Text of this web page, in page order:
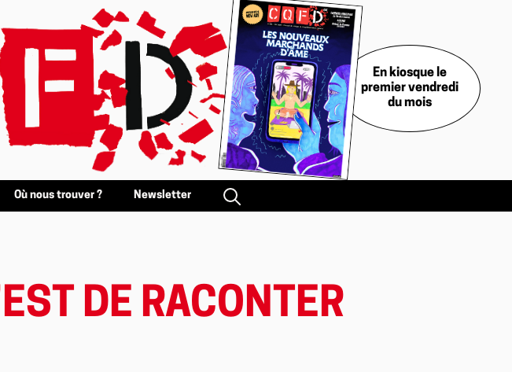
En kiosque le
premier vendredi
du mois
Où nous trouver ? Newsletter
DE RACONTER